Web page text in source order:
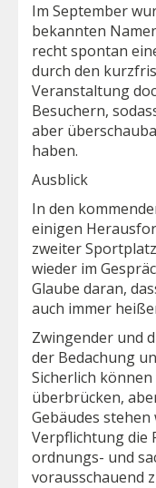
Im September
bekannten
recht spontan
durch den
Veranstaltung
Besuchern,
aber
haben.
Ausblick
In den
einigen
zweiter
wieder im
Glaube daran,
auch immer
Zwingender und
der Bedachung
Sicherlich
überbrücken,
Gebäudes
Verpflichtung die
ordnungs- und
vorausschauend